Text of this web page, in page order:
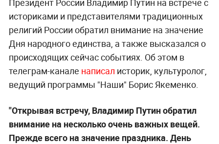
историками и представителями традиционных
религий России обратил внимание на значение
Дня народного единства, а также высказался о
происходящих сейчас событиях. Об этом в
телеграм-канале написал историк, культуролог,
ведущий программы "Наши" Борис Якеменко.
"Открывая встречу, Владимир Путин обратил
внимание на несколько очень важных вещей.
Прежде всего на значение праздника. День